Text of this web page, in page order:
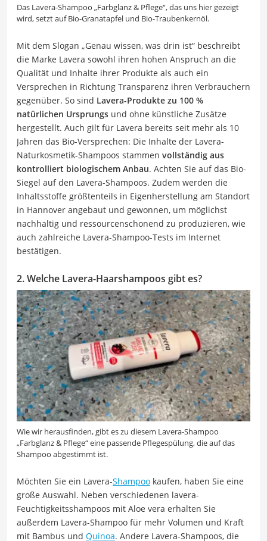
Das Lavera-Shampoo „Farbglanz & Pflege“, das uns hier gezeigt
wird, setzt auf Bio-Granatapfel und Bio-Traubenkernöl.
Mit dem Slogan „Genau wissen, was drin ist“ beschreibt
die Marke Lavera sowohl ihren hohen Anspruch an die
Qualität und Inhalte ihrer Produkte als auch ein
Versprechen in Richtung Transparenz ihren Verbrauchern
gegenüber. So sind Lavera-Produkte zu 100 %
natürlichen Ursprungs und ohne künstliche Zusätze
hergestellt. Auch gilt für Lavera bereits seit mehr als 10
Jahren das Bio-Versprechen: Die Inhalte der Lavera-
Naturkosmetik-Shampoos stammen vollständig aus
kontrolliert biologischem Anbau. Achten Sie auf das Bio-
Siegel auf den Lavera-Shampoos. Zudem werden die
Inhaltsstoffe größtenteils in Eigenherstellung am Standort
in Hannover angebaut und gewonnen, um möglichst
nachhaltig und ressourcenschonend zu produzieren, wie
auch zahlreiche Lavera-Shampoo-Tests im Internet
bestätigen.
2. Welche Lavera-Haarshampoos gibt es?
Wie wir herausfinden, gibt es zu diesem Lavera-Shampoo
„Farbglanz & Pflege“ eine passende Pflegespülung, die auf das
Shampoo abgestimmt ist.
Möchten Sie ein Lavera-Shampoo kaufen, haben Sie eine
große Auswahl. Neben verschiedenen lavera-
Feuchtigkeitsshampoos mit Aloe vera erhalten Sie
außerdem Lavera-Shampoo für mehr Volumen und Kraft
mit Bambus und Quinoa. Andere Lavera-Shampoos, die